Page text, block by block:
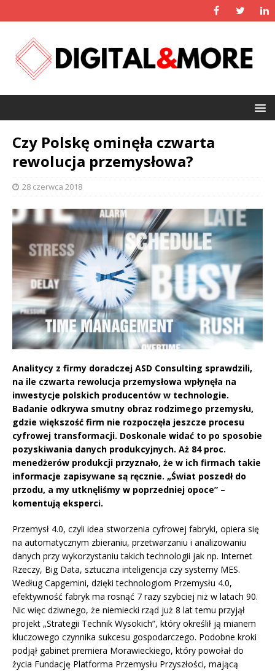
Czy Polskę ominęła czwarta
rewolucja przemysłowa?
28 czerwca 2018
Analitycy z firmy doradczej ASD Consulting sprawdzili,
na ile czwarta rewolucja przemysłowa wpłynęła na
inwestycje polskich producentów w technologie.
Badanie odkrywa smutny obraz rodzimego przemysłu,
gdzie większość firm nie rozpoczęła jeszcze procesu
cyfrowej transformacji. Doskonale widać to po sposobie
pozyskiwania danych produkcyjnych. Aż 84 proc.
menedżerów produkcji przyznało, że w ich firmach takie
informacje zapisywane są ręcznie. „Świat poszedł do
przodu, a my utknęliśmy w poprzedniej opoce” –
komentują eksperci.
Przemysł 4.0, czyli idea stworzenia cyfrowej fabryki, opiera się
na automatycznym zbieraniu, przetwarzaniu i analizowaniu
danych przy wykorzystaniu takich technologii jak np. Internet
Rzeczy, Big Data, sztuczna inteligencja czy systemy MES.
Według Capgemini, dzięki technologiom Przemysłu 4.0,
efektywność fabryk ma rosnąć 7 razy szybciej niż w latach 90.
Nic więc dziwnego, że niemiecki rząd już 8 lat temu przyjął
projekt „Strategii Technik Wysokich”, który określił ją mianem
kluczowego czynnika sukcesu gospodarczego. Podobne kroki
podjął gabinet premiera Morawieckiego, który powołał do
życia Fundację Platforma Przemysłu Przyszłości, mającą